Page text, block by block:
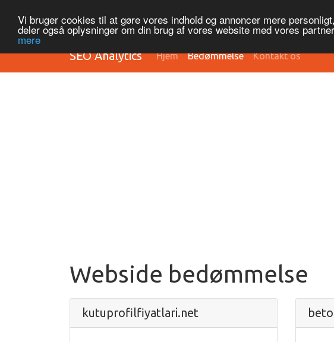
Vi bruger cookies til at gøre vores indhold og annoncer mere
deler også oplysninger om din brug af vores website med vores
mere
SEO Analytics Hjem Bedømmelse Kontakt os
Webside bedømmelse
kutuprofilfiyatlari.net